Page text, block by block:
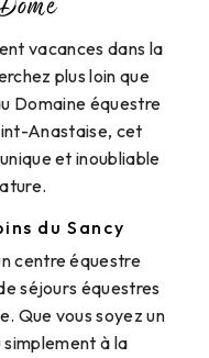
vacances dans la
plus loin que
Domaine équestre
Anastaise, cet
et inoubliable
du Sancy
centre équestre
séjours équestres
Que vous soyez un
à la